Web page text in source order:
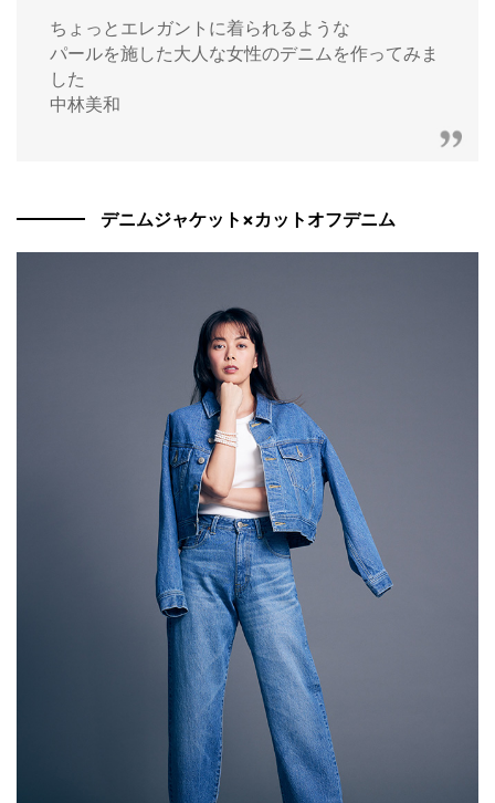
ちょっとエレガントに着られるような
パールを施した大人な女性のデニムを作ってみま
した
中林美和
デニムジャケット×カットオフデニム